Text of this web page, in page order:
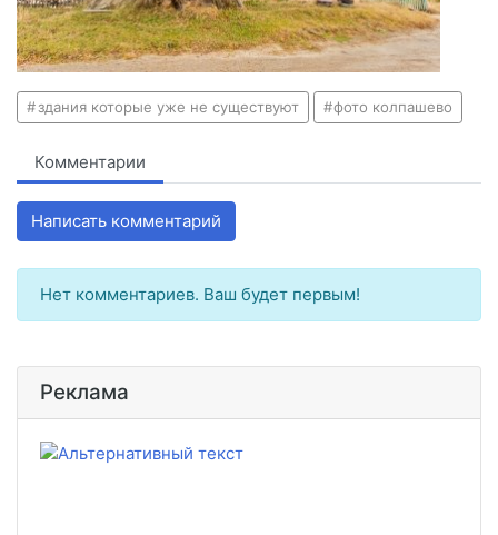
здания которые уже не существуют фото колпашево
Комментарии
Написать комментарий
Нет комментариев. Ваш будет первым!
Реклама